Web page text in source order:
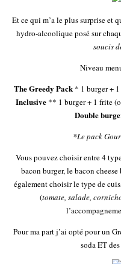
Et ce qui m’a le plus surprise et
hydro-alcoolique posé sur
soucis
Niveau
The Greedy Pack* 1 burger + 1
Inclusive** 1 burger + 1 frite
Double
*Le pack
Vous pouvez choisir entre 4
bacon burger, le bacon
également choisir le type de
(tomate, salade,
Pour ma part j’ai opté pour un
soda ET